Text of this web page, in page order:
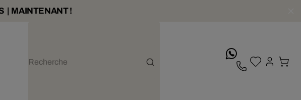
| MAINTENANT !